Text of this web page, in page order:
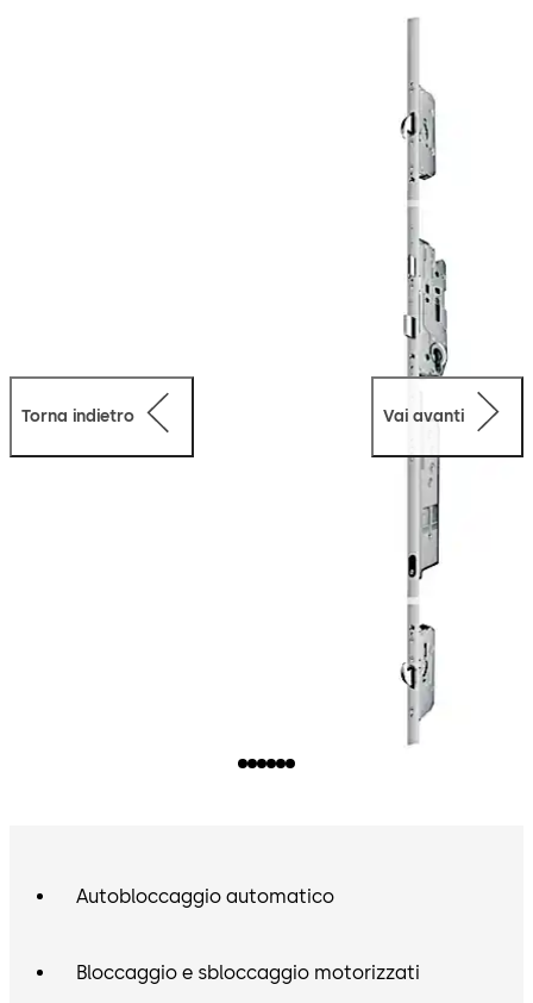
ciclo di chiusura in modo da soddisfare i requisiti del
orientabili in acciaio raggiunge una maggiore protezione
antintrusione fino alla classe di resistenza 4. Le serrature
M-SVP 2000 vengono prodotte a scomdo del profilo di
montaggio e possono essere integrati con failità nel
telaio della porta. Le Serrature M-SVP 2000 sono
omologate come chiusura per uscite di emergenza per
porte in vie di esodo e per l'impiego in porte tagliafuoco
Torna indietro Vai avanti
Autobloccaggio automatico
Bloccaggio e sbloccaggio motorizzati